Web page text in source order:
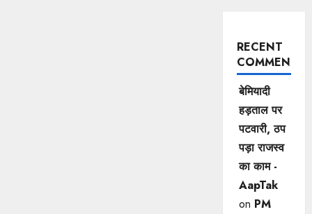
RECENT
COMMENTS
बेमियादी
हड़ताल पर
पटवारी, ठप
पड़ा राजस्व
का काम -
AapTak
on PM